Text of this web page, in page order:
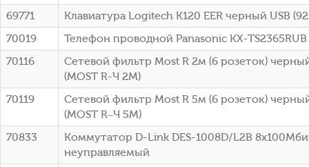
69771
Клавиатура Logitech K120 EER черный USB
70019
Телефон проводной Panasonic KX-
70116
Сетевой фильтр Most R 2м (6 розеток)
(МОSТ R-Ч 2М)
70119
Сетевой фильтр Most R 5м (6 розеток)
(МОSТ R–Ч 5М)
70833
Коммутатор D-Link DES-1008D/L2B
неуправляемый